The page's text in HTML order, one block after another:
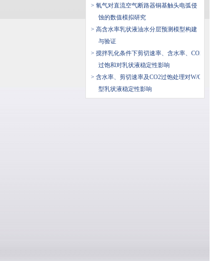
> 氧气对直流空气断路器铜基触头电弧侵
蚀的数值模拟研究
> 高含水率乳状液油水分层预测模型构建
与验证
> 搅拌乳化条件下剪切速率、含水率、CO2
过饱和对乳状液稳定性影响
> 含水率、剪切速率及CO2过饱处理对W/O
型乳状液稳定性影响